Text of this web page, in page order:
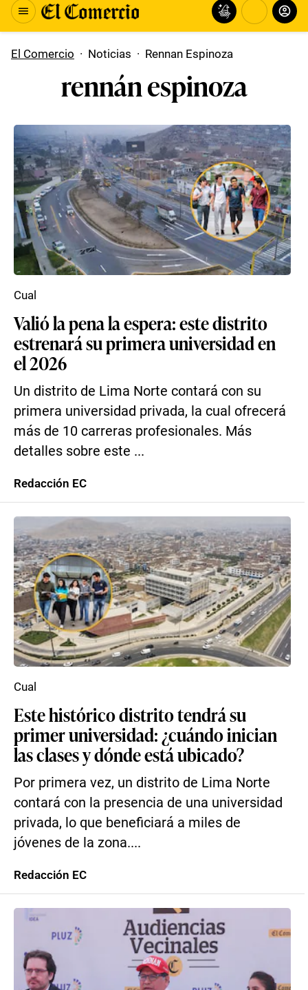
El Comercio · Noticias · Rennan Espinoza
rennán espinoza
Valió la pena la espera: este distrito
estrenará su primera universidad en
el 2026
Un distrito de Lima Norte contará con su
primera universidad privada, la cual ofrecerá
más de 10 carreras profesionales. Más
detalles sobre este ...
Cual
Redacción EC
Este histórico distrito tendrá su
primer universidad: ¿cuándo inician
las clases y dónde está ubicado?
Por primera vez, un distrito de Lima Norte
contará con la presencia de una universidad
privada, lo que beneficiará a miles de
jóvenes de la zona....
Cual
Redacción EC